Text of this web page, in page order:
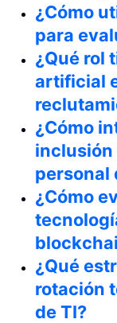
¿Cómo
para
¿Qué rol
artificial
¿Cómo
inclusión
personal
¿Cómo
¿Qué
rotación
de TI?